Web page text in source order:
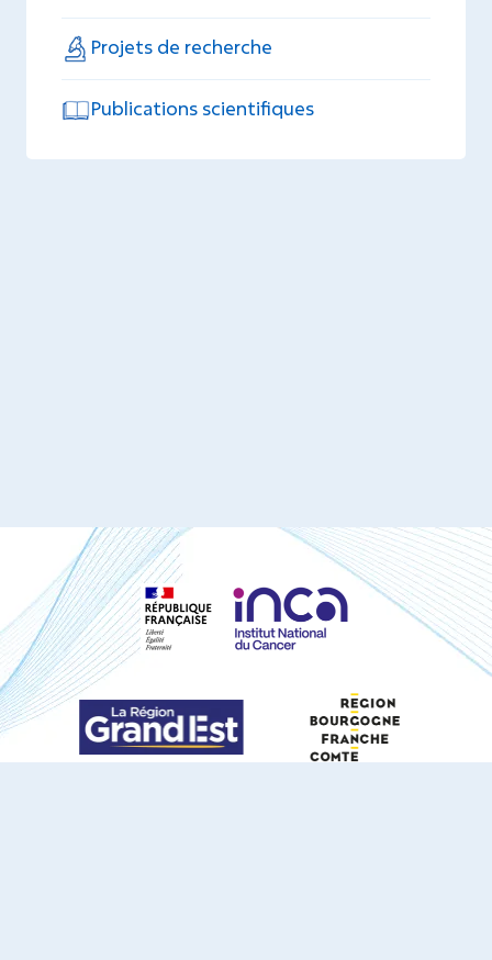
Projets de recherche
Publications scientifiques